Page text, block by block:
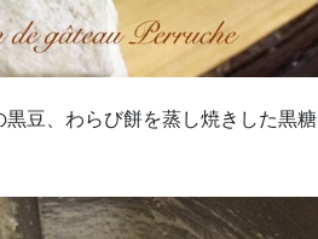
豆、わらび餅を蒸し焼きした黒糖